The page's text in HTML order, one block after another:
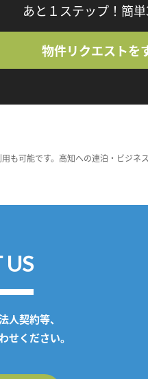
あと１ステップ！簡単
物件リクエストを
可能です。高知への連泊・ビジネ
US
人契約等、
せください。